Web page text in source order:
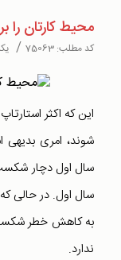
محیط کارتان
کد مطلب: 75063
/
این که اکثر
شوند، امری
سال اول. در حالی
به کاهش خطر
ندارد.